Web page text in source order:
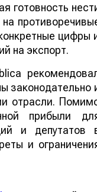
готовность
цифры
на экспорт.
законодательно
отрасли.
прибыли
и депутатов
и